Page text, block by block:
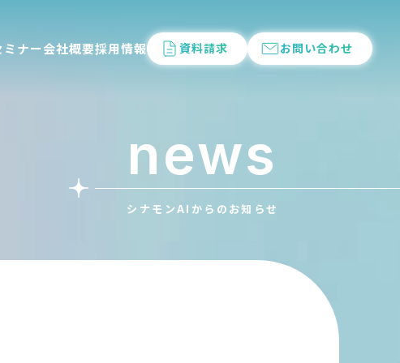
ミナー会社概要採用情報 資料請求 お問い合わせ
news
シナモンAIからのお知らせ